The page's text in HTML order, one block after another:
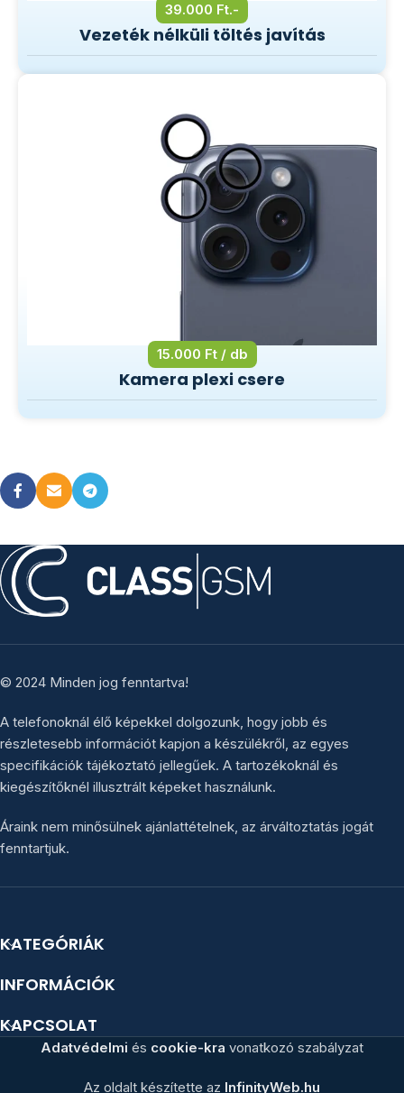
39.000 Ft.-
Vezeték nélküli töltés javítás
15.000 Ft / db
Kamera plexi csere
© 2024 Minden jog fenntartva!
A telefonoknál élő képekkel dolgozunk, hogy jobb és
részletesebb információt kapjon a készülékről, az egyes
specifikációk tájékoztató jellegűek. A tartozékoknál és
kiegészítőknél illusztrált képeket használunk.
Áraink nem minősülnek ajánlattételnek, az árváltoztatás jogát
fenntartjuk.
KATEGÓRIÁK
INFORMÁCIÓK
KAPCSOLAT
Adatvédelmi és cookie-kra vonatkozó szabályzat
Az oldalt készítette az InfinityWeb.hu